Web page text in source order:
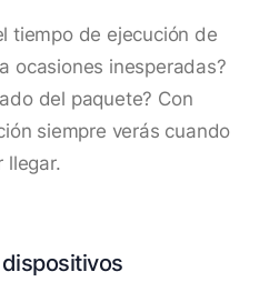
tiempo de ejecución de
ocasiones inesperadas?
del paquete? Con
siempre verás cuando
llegar.